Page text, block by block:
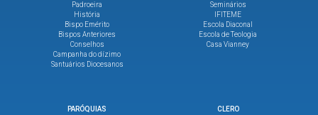
Padroeira
História
Bispo Emérito
Bispos Anteriores
Conselhos
Campanha do dízimo
Santuários Diocesanos
Seminários
IFITEME
Escola Diaconal
Escola de Teologia
Casa Vianney
PARÓQUIAS CLERO